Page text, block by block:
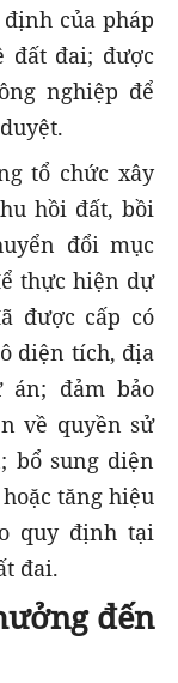
của pháp
đất đai; được
nghiệp để
tổ chức xây
hồi đất, bồi
đổi mục
thực hiện dự
được cấp có
diện tích, địa
đảm bảo
về quyền sử
bổ sung diện
tăng hiệu
quy định tại
đai.
đến